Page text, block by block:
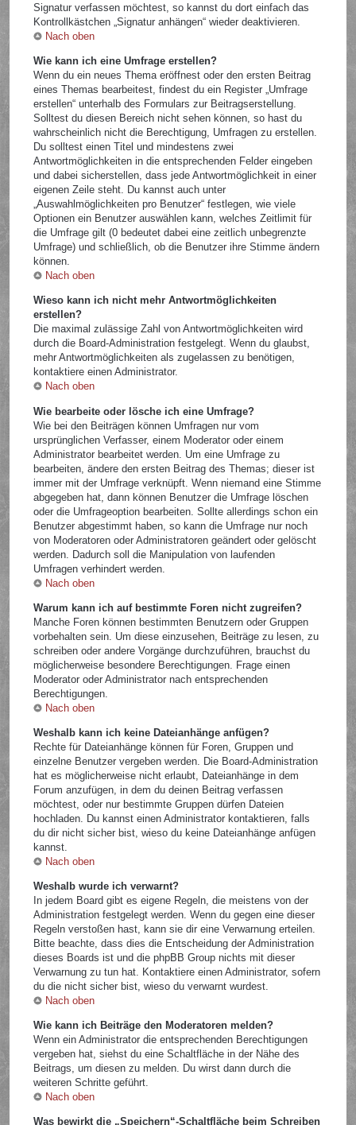
Signatur verfassen möchtest, so kannst du dort einfach das
Kontrollkästchen „Signatur anhängen“ wieder deaktivieren.
Nach oben
Wie kann ich eine Umfrage erstellen?
Wenn du ein neues Thema eröffnest oder den ersten Beitrag
eines Themas bearbeitest, findest du ein Register „Umfrage
erstellen“ unterhalb des Formulars zur Beitragserstellung.
Solltest du diesen Bereich nicht sehen können, so hast du
wahrscheinlich nicht die Berechtigung, Umfragen zu erstellen.
Du solltest einen Titel und mindestens zwei
Antwortmöglichkeiten in die entsprechenden Felder eingeben
und dabei sicherstellen, dass jede Antwortmöglichkeit in einer
eigenen Zeile steht. Du kannst auch unter
„Auswahlmöglichkeiten pro Benutzer“ festlegen, wie viele
Optionen ein Benutzer auswählen kann, welches Zeitlimit für
die Umfrage gilt (0 bedeutet dabei eine zeitlich unbegrenzte
Umfrage) und schließlich, ob die Benutzer ihre Stimme ändern
können.
Nach oben
Wieso kann ich nicht mehr Antwortmöglichkeiten
erstellen?
Die maximal zulässige Zahl von Antwortmöglichkeiten wird
durch die Board-Administration festgelegt. Wenn du glaubst,
mehr Antwortmöglichkeiten als zugelassen zu benötigen,
kontaktiere einen Administrator.
Nach oben
Wie bearbeite oder lösche ich eine Umfrage?
Wie bei den Beiträgen können Umfragen nur vom
ursprünglichen Verfasser, einem Moderator oder einem
Administrator bearbeitet werden. Um eine Umfrage zu
bearbeiten, ändere den ersten Beitrag des Themas; dieser ist
immer mit der Umfrage verknüpft. Wenn niemand eine Stimme
abgegeben hat, dann können Benutzer die Umfrage löschen
oder die Umfrageoption bearbeiten. Sollte allerdings schon ein
Benutzer abgestimmt haben, so kann die Umfrage nur noch
von Moderatoren oder Administratoren geändert oder gelöscht
werden. Dadurch soll die Manipulation von laufenden
Umfragen verhindert werden.
Nach oben
Warum kann ich auf bestimmte Foren nicht zugreifen?
Manche Foren können bestimmten Benutzern oder Gruppen
vorbehalten sein. Um diese einzusehen, Beiträge zu lesen, zu
schreiben oder andere Vorgänge durchzuführen, brauchst du
möglicherweise besondere Berechtigungen. Frage einen
Moderator oder Administrator nach entsprechenden
Berechtigungen.
Nach oben
Weshalb kann ich keine Dateianhänge anfügen?
Rechte für Dateianhänge können für Foren, Gruppen und
einzelne Benutzer vergeben werden. Die Board-Administration
hat es möglicherweise nicht erlaubt, Dateianhänge in dem
Forum anzufügen, in dem du deinen Beitrag verfassen
möchtest, oder nur bestimmte Gruppen dürfen Dateien
hochladen. Du kannst einen Administrator kontaktieren, falls
du dir nicht sicher bist, wieso du keine Dateianhänge anfügen
kannst.
Nach oben
Weshalb wurde ich verwarnt?
In jedem Board gibt es eigene Regeln, die meistens von der
Administration festgelegt werden. Wenn du gegen eine dieser
Regeln verstoßen hast, kann sie dir eine Verwarnung erteilen.
Bitte beachte, dass dies die Entscheidung der Administration
dieses Boards ist und die phpBB Group nichts mit dieser
Verwarnung zu tun hat. Kontaktiere einen Administrator, sofern
du die nicht sicher bist, wieso du verwarnt wurdest.
Nach oben
Wie kann ich Beiträge den Moderatoren melden?
Wenn ein Administrator die entsprechenden Berechtigungen
vergeben hat, siehst du eine Schaltfläche in der Nähe des
Beitrags, um diesen zu melden. Du wirst dann durch die
weiteren Schritte geführt.
Nach oben
Was bewirkt die „Speichern“-Schaltfläche beim Schreiben